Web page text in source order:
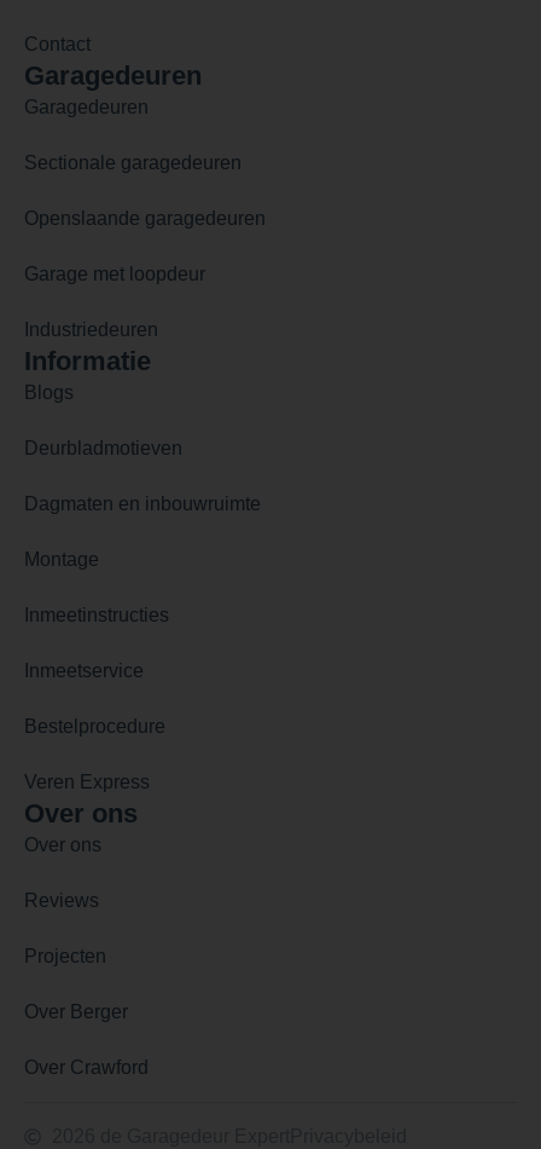
Contact
Garagedeuren
Garagedeuren
Sectionale garagedeuren
Openslaande garagedeuren
Garage met loopdeur
Industriedeuren
Informatie
Blogs
Deurbladmotieven
Dagmaten en inbouwruimte
Montage
Inmeetinstructies
Inmeetservice
Bestelprocedure
Veren Express
Over ons
Over ons
Reviews
Projecten
Over Berger
Over Crawford